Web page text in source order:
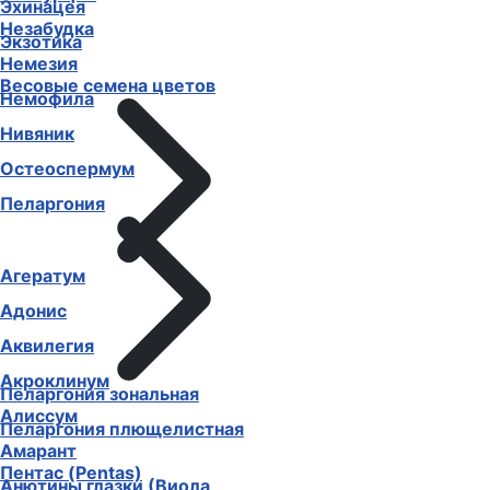
Незабудка
Немезия
Немофила
Нивяник
Остеоспермум
Пеларгония
Пеларгония зональная
Пеларгония плющелистная
Пентас (Pentas)
Эхинацея
Экзотика
Весовые семена цветов
Агератум
Адонис
Аквилегия
Акроклинум
Алиссум
Амарант
Анютины глазки (Виола